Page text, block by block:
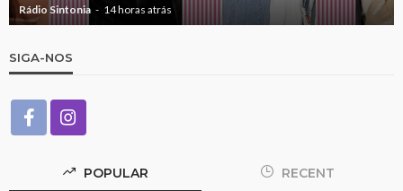
Rádio Sintonia 14 horas atrás
SIGA-NOS
POPULAR RECENT